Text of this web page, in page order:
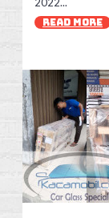
READ MORE